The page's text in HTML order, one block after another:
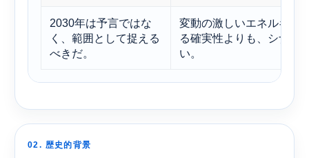
2030年は予言ではな
く、範囲として捉える
べきだ。
変動の激しいエネルギー
る確実性よりも、シナリ
い。
02. 歴史的背景